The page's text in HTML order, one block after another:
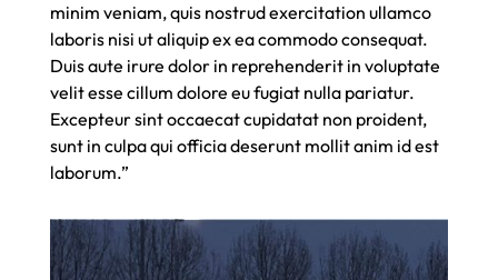
minim veniam, quis nostrud exercitation ullamco
laboris nisi ut aliquip ex ea commodo consequat.
Duis aute irure dolor in reprehenderit in voluptate
velit esse cillum dolore eu fugiat nulla pariatur.
Excepteur sint occaecat cupidatat non proident,
sunt in culpa qui officia deserunt mollit anim id est
laborum.”